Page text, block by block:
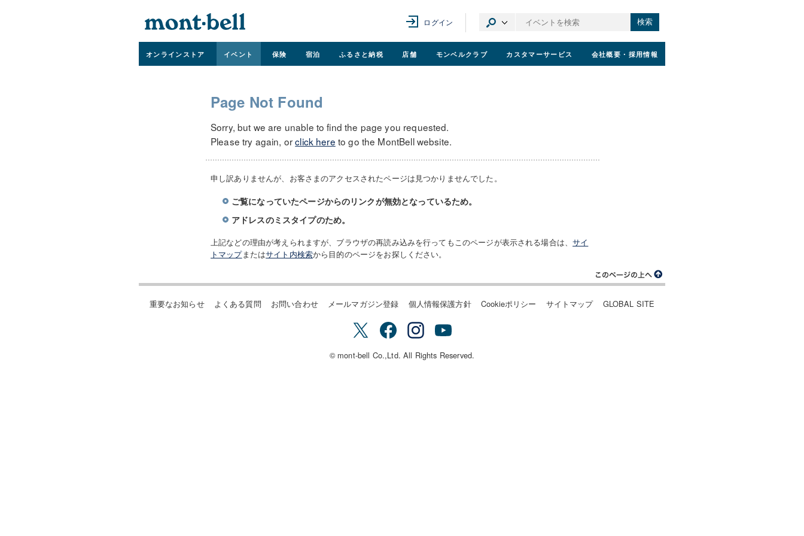
ログイン 検索
オンラインストア イベント 保険 宿泊 ふるさと納税 店舗 モンベルクラブ カスタマーサービス 会社概要 ・採用情報
Page Not Found
Sorry, but we are unable to find the page you requested.
Please try again, orclick here to go the MontBell website.
申し訳ありませんが、お客さまのアクセスされたページは見つかりませんでした。
ご覧になっていたページからのリンクが無効となっているため。
アドレスのミスタイプのため。
上記などの理由が考えられますが、ブラウザの再読み込みを行ってもこのページが表示される場合は、サイ
トマップまたはサイト内検索から目的のページをお探しください。
重要なお知らせ よくある質問 お問い合わせ メールマガジン登録 個人情報保護方針 Cookieポリシー サイトマップ GLOBAL SITE
© mont-bell Co.,Ltd. All Rights Reserved.